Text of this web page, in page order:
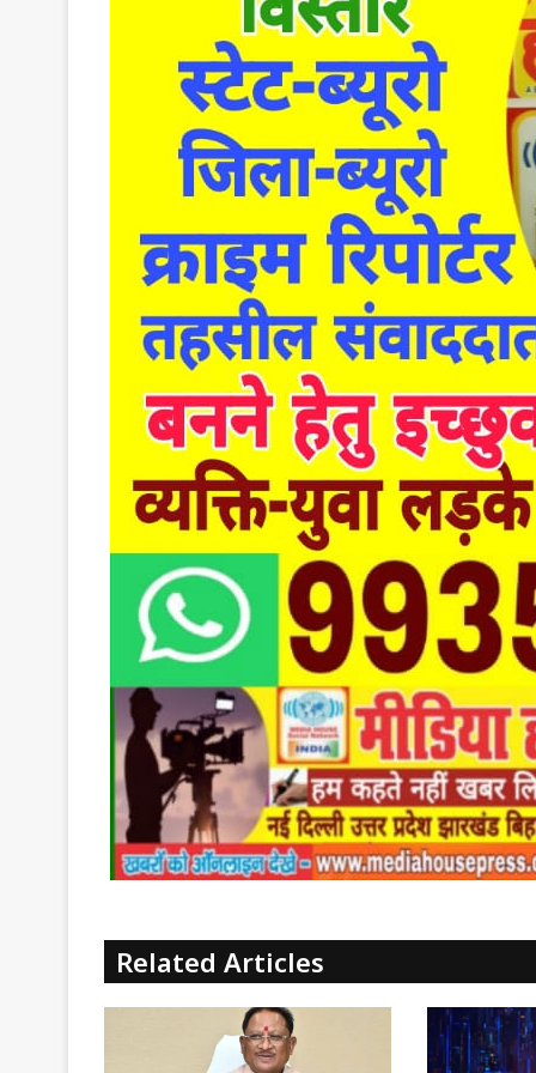
Related Articles